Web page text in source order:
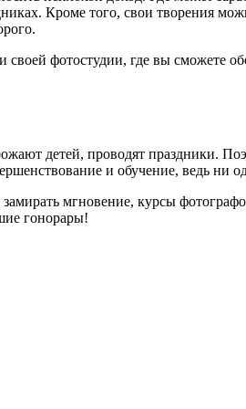
Кроме того, свои творения
фотостудии, где вы сможете
детей, проводят праздники.
и обучение, ведь ни
мгновение, курсы
гонорары!